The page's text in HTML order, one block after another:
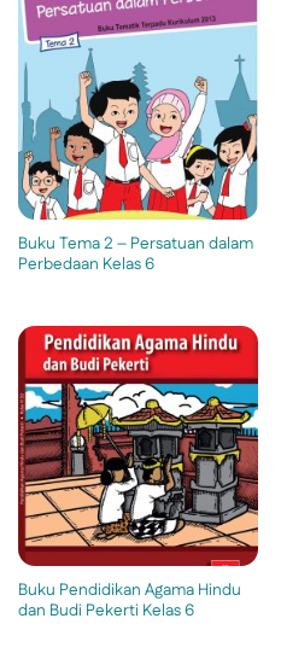
Buku Tema 2 – Persatuan dalam
Perbedaan Kelas 6
Buku Pendidikan Agama Hindu
dan Budi Pekerti Kelas 6